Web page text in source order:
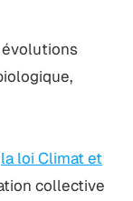
évolutions
la loi Climat et
collective